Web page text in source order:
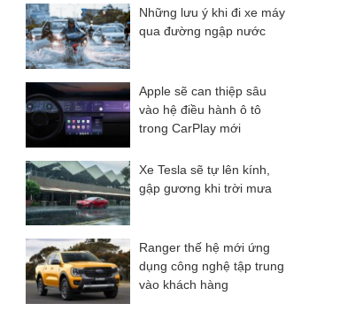
Những lưu ý khi đi xe máy
qua đường ngập nước
Apple sẽ can thiệp sâu
vào hệ điều hành ô tô
trong CarPlay mới
Xe Tesla sẽ tự lên kính,
gập gương khi trời mưa
Ranger thế hệ mới ứng
dụng công nghệ tập trung
vào khách hàng